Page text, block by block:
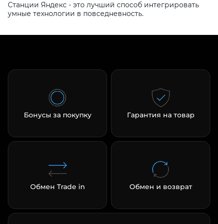
Станции Яндекс - это лучший способ интегрировать
умные технологии в повседневность.
Бонусы за покупку Гарантия на товар
Обмен Trade in Обмен и возврат